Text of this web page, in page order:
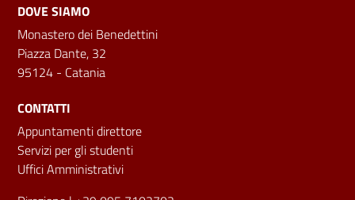
DOVE SIAMO
Monastero dei Benedettini
Piazza Dante, 32
95124 - Catania
CONTATTI
Appuntamenti direttore
Servizi per gli studenti
Uffici Amministrativi